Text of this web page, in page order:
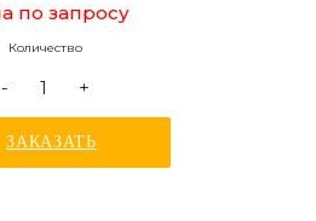
по запросу
Количество
- +
ЗАКАЗАТЬ